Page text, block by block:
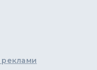
реклами